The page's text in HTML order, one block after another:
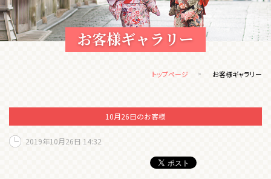
お客様ギャラリー
トップページ お客様ギャラリー
10月26日のお客様
2019年10月26日 14:32